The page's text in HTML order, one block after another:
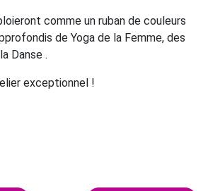
comme un ruban de couleurs
de Yoga de la Femme, des
Danse .
exceptionnel !